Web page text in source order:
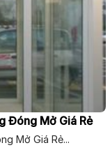
Đóng Mở Giá Rẻ
Mở Giá Rẻ...